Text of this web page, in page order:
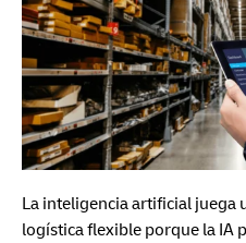
La inteligencia artificial juega
logística flexible porque la IA